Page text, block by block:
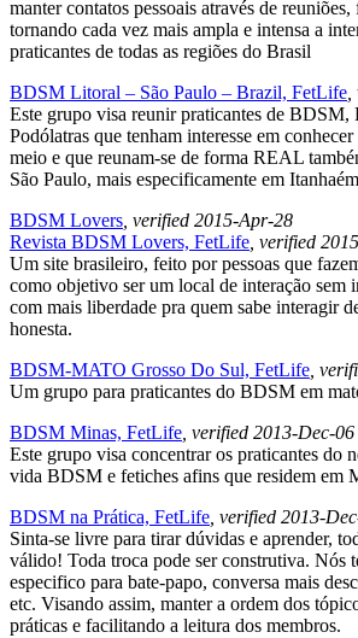
manter contatos pessoais através de reuniões,
tornando cada vez mais ampla e intensa a
praticantes de todas as regiões do Brasil
BDSM Litoral – São Paulo – Brazil, FetLife
Este grupo visa reunir praticantes de BDSM,
Podólatras que tenham interesse em conhecer
meio e que reunam-se de forma REAL
São Paulo, mais especificamente em
BDSM Lovers , verified 2015-Apr-28
Revista BDSM Lovers, FetLife , verified
Um site brasileiro, feito por pessoas que
como objetivo ser um local de interação sem
com mais liberdade pra quem sabe interagir
honesta.
BDSM-MATO Grosso Do Sul, FetLife ,
Um grupo para praticantes do BDSM em
BDSM Minas, FetLife , verified 2013-Dec-06
Este grupo visa concentrar os praticantes do
vida BDSM e fetiches afins que residem em
BDSM na Prática, FetLife , verified 2013-
Sinta-se livre para tirar dúvidas e aprender,
válido! Toda troca pode ser construtiva. Nós
especifico para bate-papo, conversa mais
etc. Visando assim, manter a ordem dos
práticas e facilitando a leitura dos membros.